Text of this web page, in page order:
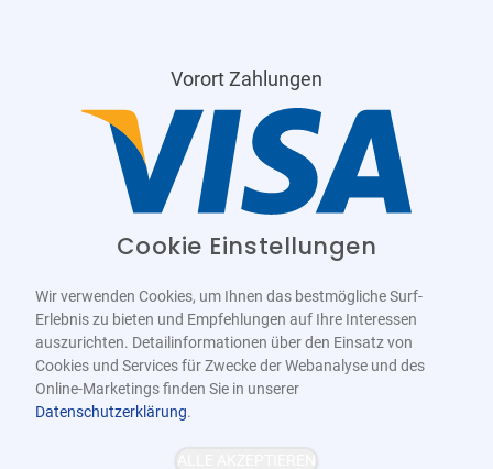
Vorort Zahlungen
WCAG-2.1-AA
Cookie Einstellungen
Wir verwenden Cookies, um Ihnen das bestmögliche Surf-
Erlebnis zu bieten und Empfehlungen auf Ihre Interessen
auszurichten. Detailinformationen über den Einsatz von
Cookies und Services für Zwecke der Webanalyse und des
Online-Marketings finden Sie in unserer
Datenschutzerklärung.
ALLE AKZEPTIEREN